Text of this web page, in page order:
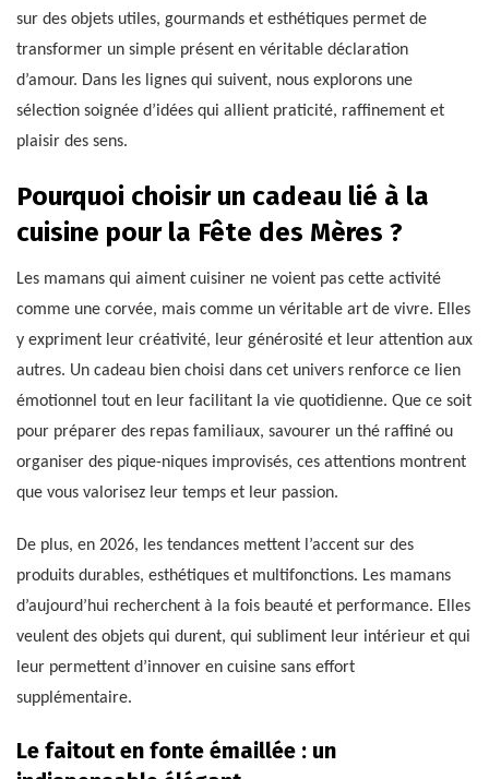
sur des objets utiles, gourmands et esthétiques permet de
transformer un simple présent en véritable déclaration
d’amour. Dans les lignes qui suivent, nous explorons une
sélection soignée d’idées qui allient praticité, raffinement et
plaisir des sens.
Pourquoi choisir un cadeau lié à la
cuisine pour la Fête des Mères ?
Les mamans qui aiment cuisiner ne voient pas cette activité
comme une corvée, mais comme un véritable art de vivre. Elles
y expriment leur créativité, leur générosité et leur attention aux
autres. Un cadeau bien choisi dans cet univers renforce ce lien
émotionnel tout en leur facilitant la vie quotidienne. Que ce soit
pour préparer des repas familiaux, savourer un thé raffiné ou
organiser des pique-niques improvisés, ces attentions montrent
que vous valorisez leur temps et leur passion.
De plus, en 2026, les tendances mettent l’accent sur des
produits durables, esthétiques et multifonctions. Les mamans
d’aujourd’hui recherchent à la fois beauté et performance. Elles
veulent des objets qui durent, qui subliment leur intérieur et qui
leur permettent d’innover en cuisine sans effort
supplémentaire.
Le faitout en fonte émaillée : un